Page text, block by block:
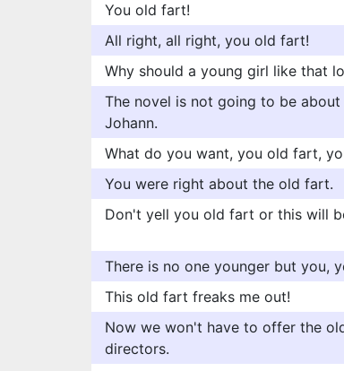
You old fart!
All right, all right, you old fart!
Why should a young girl like that
The novel is not going to be
Johann.
What do you want, you old fart,
You were right about the old fart.
Don't yell you old fart or this will
There is no one younger but you,
This old fart freaks me out!
Now we won't have to offer the
directors.